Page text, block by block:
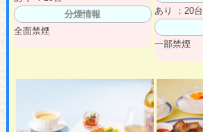
分煙情報
全面禁煙
あり ：20台
一部禁煙